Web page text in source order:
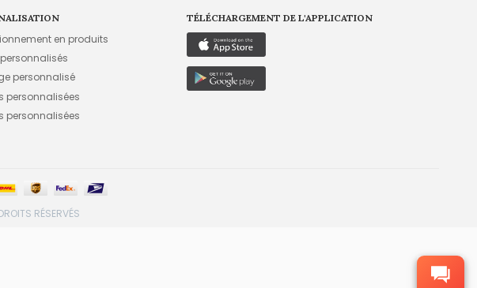
en produits
personnalisé
personnalisées
personnalisées
TÉLÉCHARGEMENT DE L'APPLICATION
RÉSERVÉS